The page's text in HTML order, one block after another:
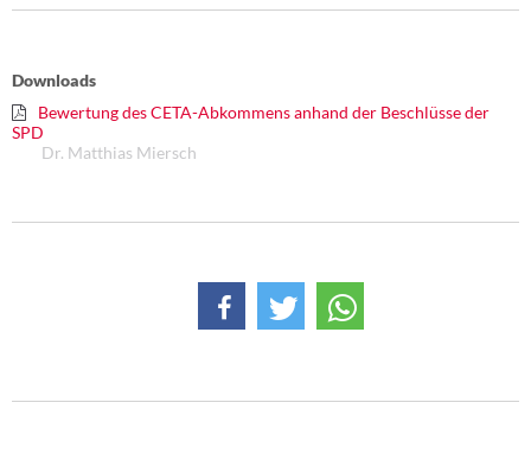
Rosa-Luxemburg-Stiftung
Downloads
Bewertung des CETA-Abkommens anhand der Beschlüsse der
SPD
Dr. Matthias Miersch